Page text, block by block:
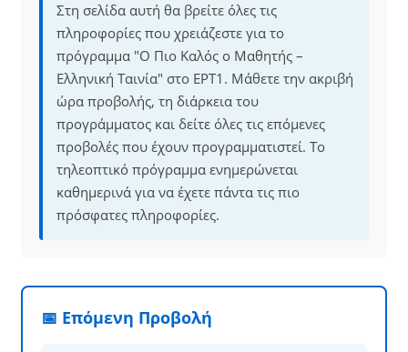
Στη σελίδα αυτή θα βρείτε όλες τις
πληροφορίες που χρειάζεστε για το
πρόγραμμα "Ο Πιο Καλός ο Μαθητής –
Ελληνική Ταινία" στο ΕΡΤ1. Μάθετε την ακριβή
ώρα προβολής, τη διάρκεια του
προγράμματος και δείτε όλες τις επόμενες
προβολές που έχουν προγραμματιστεί. Το
τηλεοπτικό πρόγραμμα ενημερώνεται
καθημερινά για να έχετε πάντα τις πιο
πρόσφατες πληροφορίες.
📅 Επόμενη Προβολή